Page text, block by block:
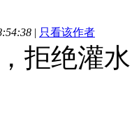
| 只看该作者
拒绝灌水